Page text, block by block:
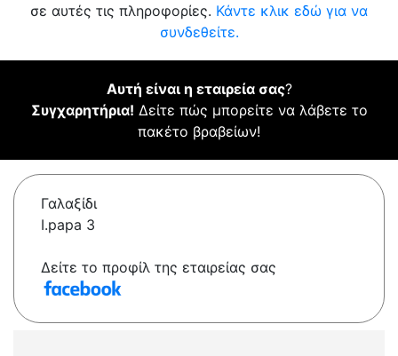
σε αυτές τις πληροφορίες. Κάντε κλικ εδώ για να
συνδεθείτε.
Αυτή είναι η εταιρεία σας?
Συγχαρητήρια! Δείτε πώς μπορείτε να λάβετε το
πακέτο βραβείων!
Γαλαξίδι
I.papa 3
Δείτε το προφίλ της εταιρείας σας